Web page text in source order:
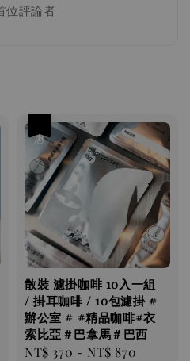
位評論者
散裝 濾掛咖啡 10入一組
/ 掛耳咖啡 / 10包濾掛 #
辦公室 # #精品咖啡#衣
索比亞＃巴拿馬＃巴西
Sale
NT$ 370 - NT$ 870